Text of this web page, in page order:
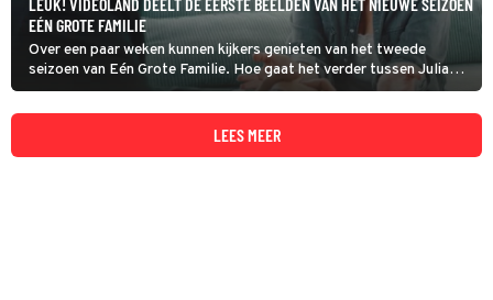
EÉN GROTE FAMILIE
Over een paar weken kunnen kijkers genieten van het tweede
seizoen van Eén Grote Familie. Hoe gaat het verder tussen Julia
(Chantal Janzen) en Taco (Lykele Muus)? Om alvast in de
stemming te komen heeft Videoland zojuist de eerste beelden van
LEES MEER